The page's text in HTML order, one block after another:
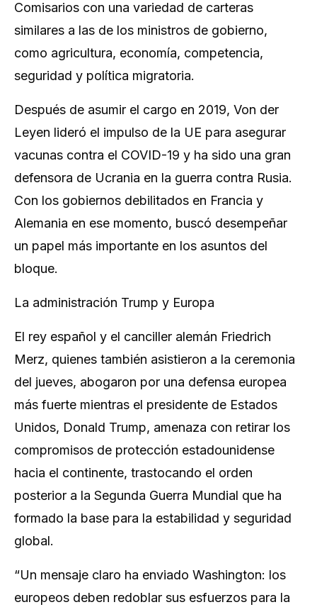
Comisarios con una variedad de carteras
similares a las de los ministros de gobierno,
como agricultura, economía, competencia,
seguridad y política migratoria.
Después de asumir el cargo en 2019, Von der
Leyen lideró el impulso de la UE para asegurar
vacunas contra el COVID-19 y ha sido una gran
defensora de Ucrania en la guerra contra Rusia.
Con los gobiernos debilitados en Francia y
Alemania en ese momento, buscó desempeñar
un papel más importante en los asuntos del
bloque.
La administración Trump y Europa
El rey español y el canciller alemán Friedrich
Merz, quienes también asistieron a la ceremonia
del jueves, abogaron por una defensa europea
más fuerte mientras el presidente de Estados
Unidos, Donald Trump, amenaza con retirar los
compromisos de protección estadounidense
hacia el continente, trastocando el orden
posterior a la Segunda Guerra Mundial que ha
formado la base para la estabilidad y seguridad
global.
“Un mensaje claro ha enviado Washington: los
europeos deben redoblar sus esfuerzos para la